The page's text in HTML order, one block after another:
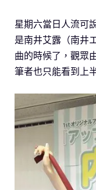
星期六當日人流可
是南井艾露（南井
曲的時候了，觀眾
筆者也只能看到上